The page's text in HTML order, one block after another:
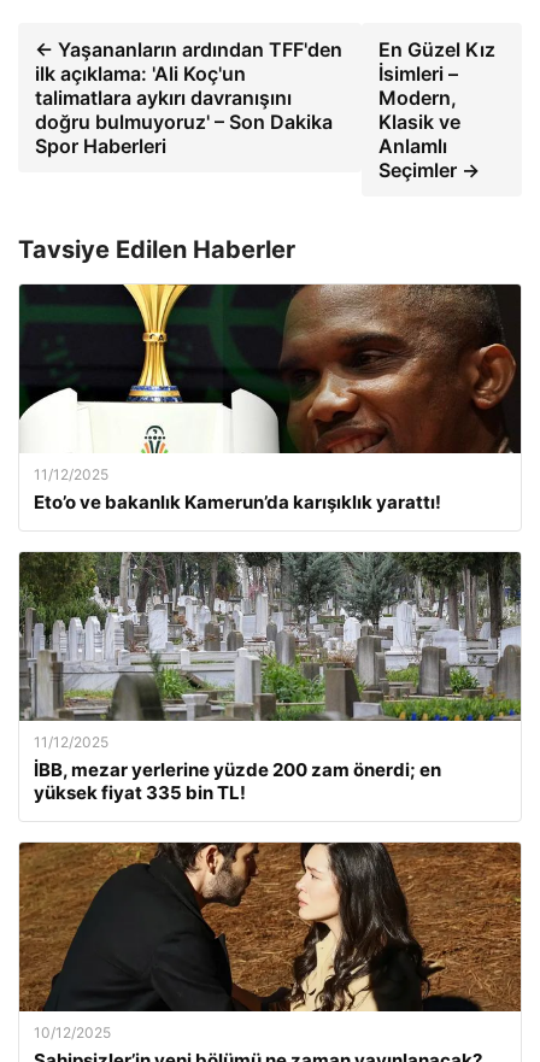
← Yaşananların ardından TFF'den
ilk açıklama: 'Ali Koç'un
talimatlara aykırı davranışını
doğru bulmuyoruz' – Son Dakika
Spor Haberleri
En Güzel Kız
İsimleri –
Modern,
Klasik ve
Anlamlı
Seçimler →
Tavsiye Edilen Haberler
11/12/2025
Eto’o ve bakanlık Kamerun’da karışıklık yarattı!
11/12/2025
İBB, mezar yerlerine yüzde 200 zam önerdi; en
yüksek fiyat 335 bin TL!
10/12/2025